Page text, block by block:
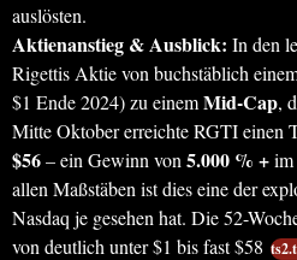
auslösten.
Aktienanstieg & Ausblick: In den
Rigettis Aktie von buchstäblich
$1 Ende 2024) zu einemMid-Cap,
Mitte Oktober erreichte RGTI einen
$56– ein Gewinn von 5.000 % +im
allen Maßstäben ist dies eine der
Nasdaq je gesehen hat. Die 52-
von deutlich unter $1 bis fast $58